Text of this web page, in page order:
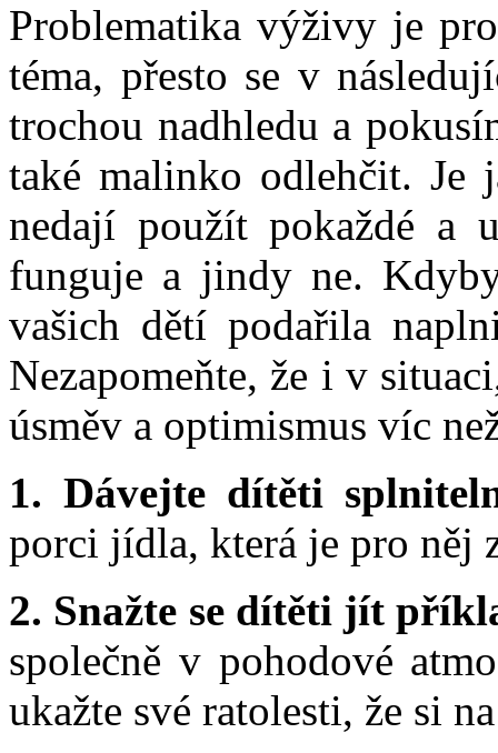
Problematika výživy je
téma, přesto se v
trochou nadhledu a
také malinko odlehčit. Je
nedají použít pokaždé a
funguje a jindy ne.
vašich dětí podařila
Nezapomeňte, že i v
úsměv a optimismus víc
1. Dávejte dítěti
porci jídla, která je pro něj
2. Snažte se dítěti jít
společně v pohodové
ukažte své ratolesti, že si